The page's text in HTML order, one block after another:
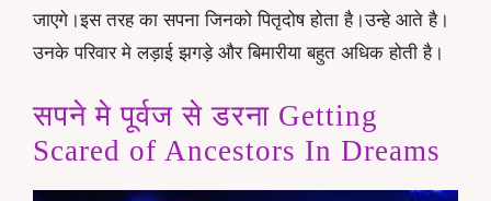
जाएगे।इस तरह का सपना जिनको पितृदोष होता है।उन्हे आते है।
उनके परिवार मे लड़ाई झगड़े और बिमारीया बहुत अधिक होती है।
सपने मे पूर्वज से डरना Getting
Scared of Ancestors In Dreams